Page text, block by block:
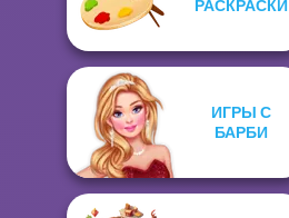
РАСКРАСКИ
ИГРЫ С
БАРБИ